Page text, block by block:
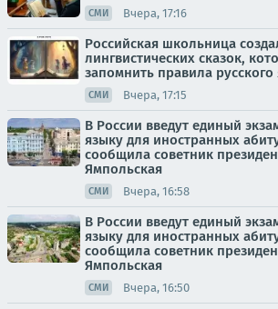
СМИ Вчера, 17:16
Российская школьница
лингвистических сказок,
запомнить правила русского
СМИ Вчера, 17:15
В России введут единый
языку для иностранных
сообщила советник
Ямпольская
СМИ Вчера, 16:58
В России введут единый
языку для иностранных
сообщила советник
Ямпольская
СМИ Вчера, 16:50